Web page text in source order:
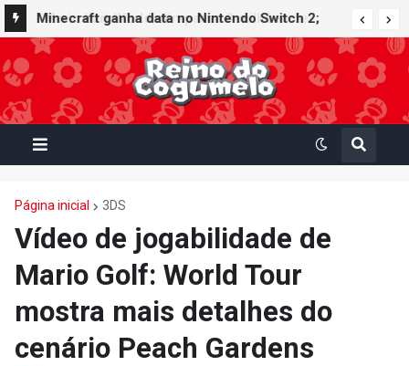
Minecraft ganha data no Nintendo Switch 2;
Super Mario Mash-Up receberá atualização
gráfica exclusiva
Página inicial 3DS
Vídeo de jogabilidade de
Mario Golf: World Tour
mostra mais detalhes do
cenário Peach Gardens